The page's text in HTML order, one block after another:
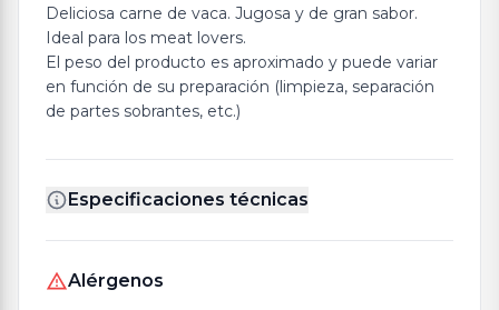
Deliciosa carne de vaca. Jugosa y de gran sabor.
Ideal para los meat lovers.
El peso del producto es aproximado y puede variar
en función de su preparación (limpieza, separación
de partes sobrantes, etc.)
Especificaciones técnicas
Alérgenos